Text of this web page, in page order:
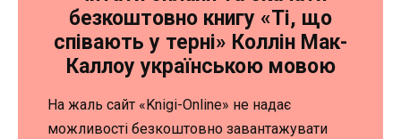
безкоштовно книгу «Ті, що
співають у терні» Коллін Мак-
Каллоу українською мовою
На жаль сайт «Knigi-Online» не надає
можливості безкоштовно завантажувати